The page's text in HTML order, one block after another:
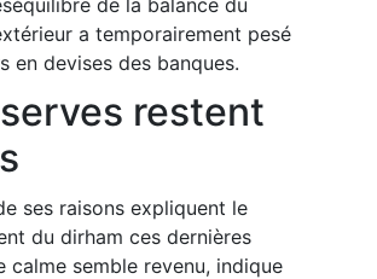
a temporairement pesé
en devises des banques.
restent
ses raisons expliquent le
du dirham ces dernières
calme semble revenu, indique